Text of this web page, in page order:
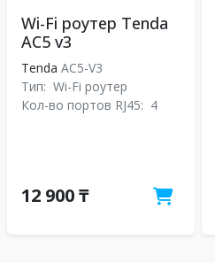
Wi-Fi роутер Tenda
AC5 v3
Tenda AC5-V3
Тип: Wi-Fi роутер
Кол-во портов RJ45: 4
12 900 ₸